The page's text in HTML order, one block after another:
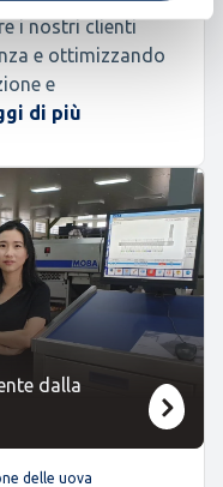
i nostri clienti
e ottimizzando
e
di più
dalla
delle uova